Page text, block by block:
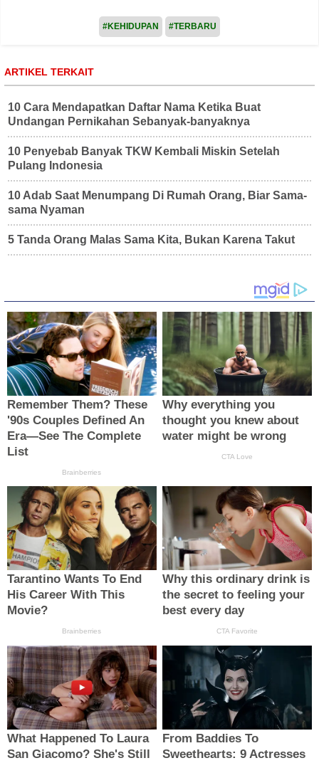
#KEHIDUPAN #TERBARU
ARTIKEL TERKAIT
10 Cara Mendapatkan Daftar Nama Ketika Buat
Undangan Pernikahan Sebanyak-banyaknya
10 Penyebab Banyak TKW Kembali Miskin Setelah
Pulang Indonesia
10 Adab Saat Menumpang Di Rumah Orang, Biar Sama-
sama Nyaman
5 Tanda Orang Malas Sama Kita, Bukan Karena Takut